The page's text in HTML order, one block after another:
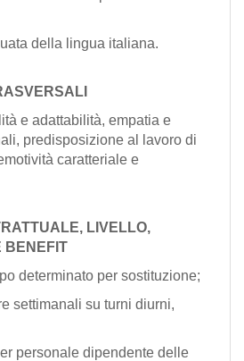
della lingua italiana.
e adattabilità, empatia e
predisposizione al lavoro di
caratteriale e
LIVELLO,
BENEFIT
determinato per sostituzione;
settimanali su turni diurni,
personale dipendente delle